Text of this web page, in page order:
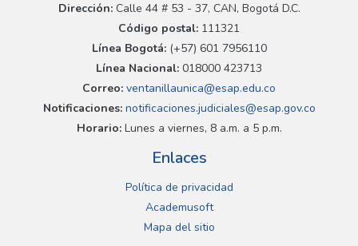
Dirección:Calle 44 # 53 - 37, CAN, Bogotá D.C.
Código postal: 111321
Línea Bogotá:(+57) 601 7956110
Línea Nacional: 018000 423713
Correo: ventanillaunica@esap.edu.co
Notificaciones:notificaciones.judiciales@esap.gov.co
Horario:Lunes a viernes, 8 a.m. a 5 p.m.
Enlaces
Política de privacidad
Academusoft
Mapa del sitio